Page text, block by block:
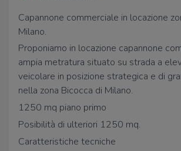
Capannone commerciale in locazione
Milano.
Proponiamo in locazione capannone
ampia metratura situato su strada a
veicolare in posizione strategica e di
nella zona Bicocca di Milano.
1250 mq piano primo
Posibilità di ulteriori 1250 mq.
Caratteristiche tecniche